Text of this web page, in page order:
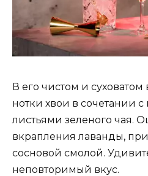
В его чистом и
нотки хвои в сочетании
листьями зеленого чая.
вкрапления лаванды,
сосновой смолой.
неповторимый вкус.